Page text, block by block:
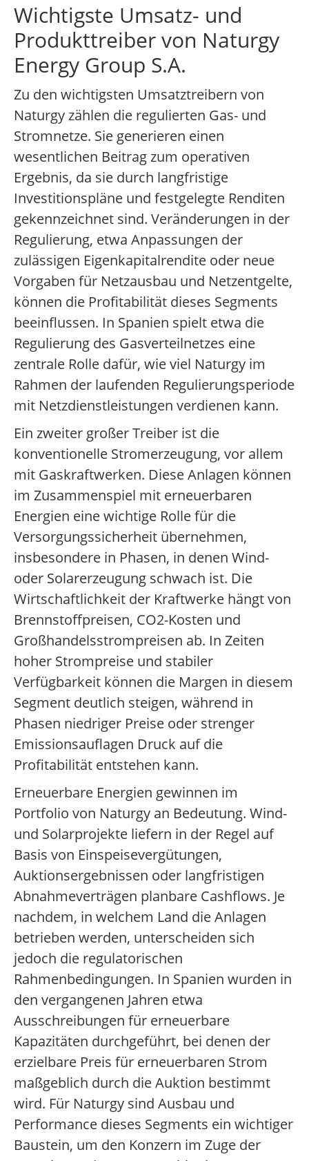
Wichtigste Umsatz- und
Produkttreiber von Naturgy
Energy Group S.A.
Zu den wichtigsten Umsatztreibern von
Naturgy zählen die regulierten Gas- und
Stromnetze. Sie generieren einen
wesentlichen Beitrag zum operativen
Ergebnis, da sie durch langfristige
Investitionspläne und festgelegte Renditen
gekennzeichnet sind. Veränderungen in der
Regulierung, etwa Anpassungen der
zulässigen Eigenkapitalrendite oder neue
Vorgaben für Netzausbau und Netzentgelte,
können die Profitabilität dieses Segments
beeinflussen. In Spanien spielt etwa die
Regulierung des Gasverteilnetzes eine
zentrale Rolle dafür, wie viel Naturgy im
Rahmen der laufenden Regulierungsperiode
mit Netzdienstleistungen verdienen kann.
Ein zweiter großer Treiber ist die
konventionelle Stromerzeugung, vor allem
mit Gaskraftwerken. Diese Anlagen können
im Zusammenspiel mit erneuerbaren
Energien eine wichtige Rolle für die
Versorgungssicherheit übernehmen,
insbesondere in Phasen, in denen Wind-
oder Solarerzeugung schwach ist. Die
Wirtschaftlichkeit der Kraftwerke hängt von
Brennstoffpreisen, CO2-Kosten und
Großhandelsstrompreisen ab. In Zeiten
hoher Strompreise und stabiler
Verfügbarkeit können die Margen in diesem
Segment deutlich steigen, während in
Phasen niedriger Preise oder strenger
Emissionsauflagen Druck auf die
Profitabilität entstehen kann.
Erneuerbare Energien gewinnen im
Portfolio von Naturgy an Bedeutung. Wind-
und Solarprojekte liefern in der Regel auf
Basis von Einspeisevergütungen,
Auktionsergebnissen oder langfristigen
Abnahmeverträgen planbare Cashflows. Je
nachdem, in welchem Land die Anlagen
betrieben werden, unterscheiden sich
jedoch die regulatorischen
Rahmenbedingungen. In Spanien wurden in
den vergangenen Jahren etwa
Ausschreibungen für erneuerbare
Kapazitäten durchgeführt, bei denen der
erzielbare Preis für erneuerbaren Strom
maßgeblich durch die Auktion bestimmt
wird. Für Naturgy sind Ausbau und
Performance dieses Segments ein wichtiger
Baustein, um den Konzern im Zuge der